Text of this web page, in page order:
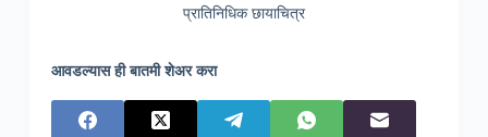
प्रातिनिधिक छायाचित्र
आवडल्यास ही बातमी शेअर करा